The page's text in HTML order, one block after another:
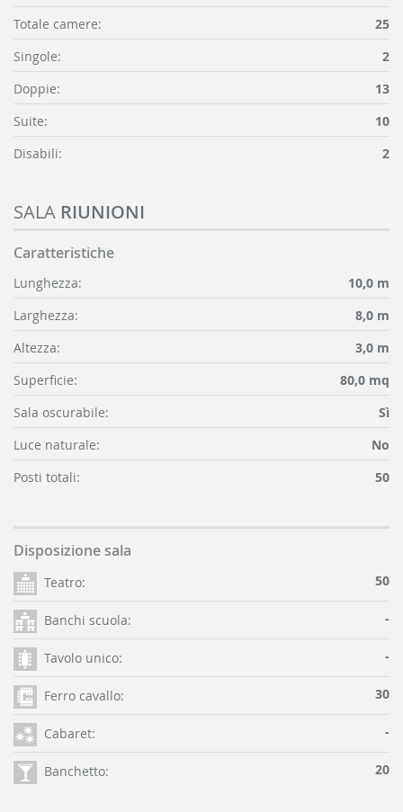
Totale camere:
25
Singole:
2
Doppie:
13
Suite:
10
Disabili:
2
SALA RIUNIONI
Caratteristiche
Lunghezza:
10,0 m
Larghezza:
8,0 m
Altezza:
3,0 m
Superficie:
80,0 mq
Sala oscurabile:
Sì
Luce naturale:
No
Posti totali:
50
Disposizione sala
Teatro: 50
Banchi scuola: -
Tavolo unico: -
Ferro cavallo: 30
Cabaret: -
Banchetto: 20